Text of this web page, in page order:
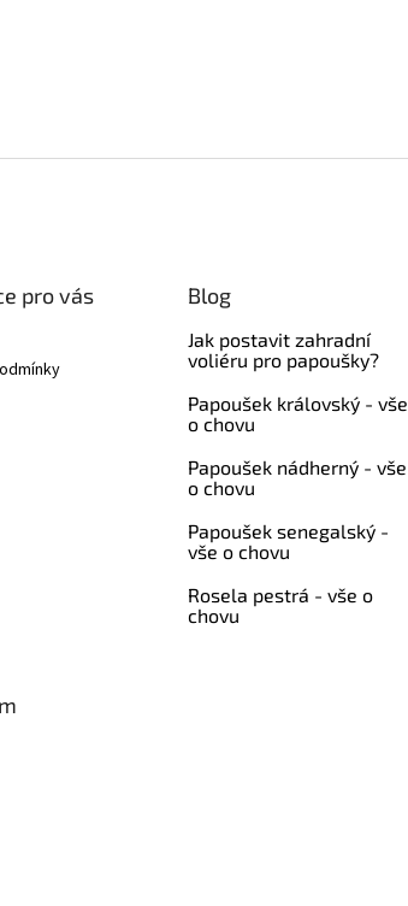
pro vás Blog
Jak postavit zahradní
voliéru pro papoušky?
Papoušek královský - vše
o chovu
Papoušek nádherný - vše
o chovu
Papoušek senegalský -
vše o chovu
Rosela pestrá - vše o
chovu